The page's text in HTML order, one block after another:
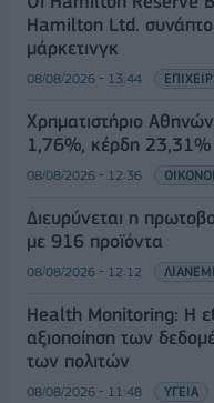
Hamilton Ltd.
μάρκετινγκ
08/08/2026 - 13:44
Χρηματιστήριο
1,76%, κέρδη 23,31%
08/08/2026 - 12:36
Διευρύνεται η
με 916 προϊόντα
08/08/2026 - 12:12
Health Monitoring: Η
αξιοποίηση των
των πολιτών
08/08/2026 - 11:48 ΥΓΕΙΑ